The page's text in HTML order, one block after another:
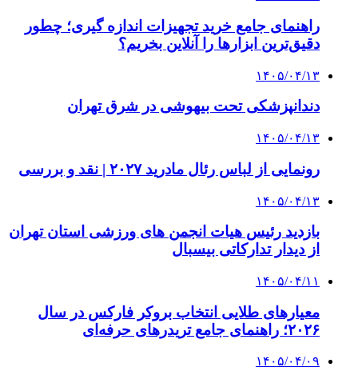
راهنمای جامع خرید تجهیزات اندازه گیری؛ چطور
دقیق‌ترین ابزارها را آنلاین بخریم؟
۱۴۰۵/۰۴/۱۳
دندانپزشکی تحت بیهوشی در شرق تهران
۱۴۰۵/۰۴/۱۳
رونمایی از لباس رئال مادرید ۲۰۲۷ | نقد و بررسی
۱۴۰۵/۰۴/۱۳
بازدید رئیس هیات انجمن های ورزشی استان تهران
از دیدار تدارکاتی بیسبال
۱۴۰۵/۰۴/۱۱
معیارهای طلایی انتخاب بروکر فارکس در سال
۲۰۲۶؛ راهنمای جامع تریدرهای حرفه‌ای
۱۴۰۵/۰۴/۰۹